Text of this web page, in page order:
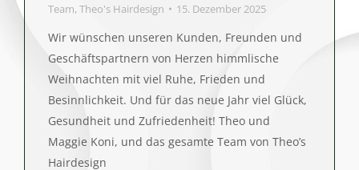
Team, Theo's Hairdesign 15. Dezember 2025
Wir wünschen unseren Kunden, Freunden und
Geschäftspartnern von Herzen himmlische
Weihnachten mit viel Ruhe, Frieden und
Besinnlichkeit. Und für das neue Jahr viel Glück,
Gesundheit und Zufriedenheit! Theo und
Maggie Koni, und das gesamte Team von Theo’s
Hairdesign